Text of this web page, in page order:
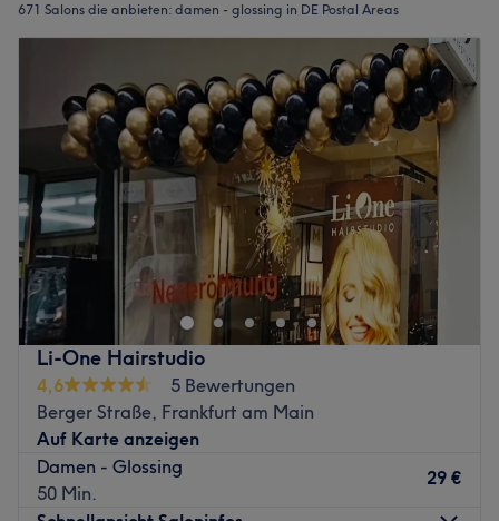
671 Salons die anbieten: damen - glossing in DE Postal Areas
Li-One Hairstudio
4,6
5 Bewertungen
Berger Straße, Frankfurt am Main
Auf Karte anzeigen
Damen - Glossing
50 Min.
29 €